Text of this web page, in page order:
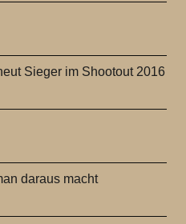
Sieger im Shootout 2016
daraus macht